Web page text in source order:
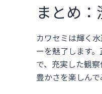
まとめ
カワセミは輝く
ーを魅了します
で、充実した観
豊かさを楽しん